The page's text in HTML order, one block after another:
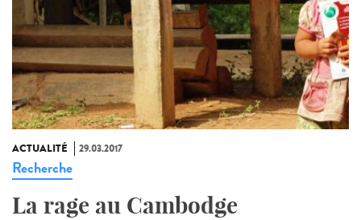
ACTUALITÉ 29.03.2017
Recherche
La rage au Cambodge